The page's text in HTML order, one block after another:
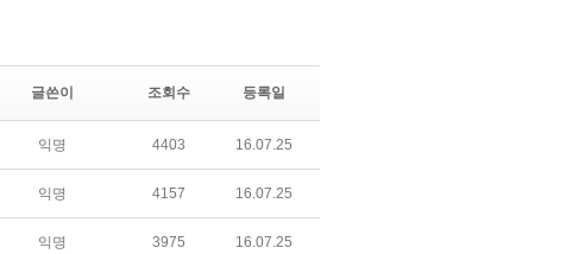
글쓴이 조회수 등록일
익명 4403 16.07.25
익명 4157 16.07.25
익명 3975 16.07.25